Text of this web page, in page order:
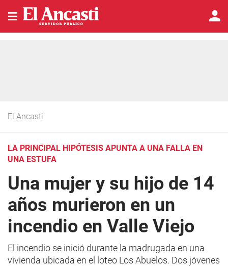
El Ancasti
LA PRINCIPAL HIPÓTESIS APUNTA A UNA FALLA EN
UNA ESTUFA
Una mujer y su hijo de 14
años murieron en un
incendio en Valle Viejo
El incendio se inició durante la madrugada en una
vivienda ubicada en el loteo Los Abuelos. Dos jóvenes